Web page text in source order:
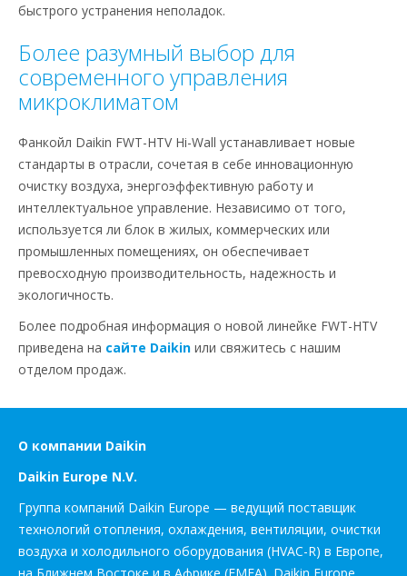
быстрого устранения неполадок.
Более разумный выбор для
современного управления
микроклиматом
Фанкойл Daikin FWT-HTV Hi-Wall устанавливает новые
стандарты в отрасли, сочетая в себе инновационную
очистку воздуха, энергоэффективную работу и
интеллектуальное управление. Независимо от того,
используется ли блок в жилых, коммерческих или
промышленных помещениях, он обеспечивает
превосходную производительность, надежность и
экологичность.
Более подробная информация о новой линейке FWT-HTV
приведена на сайте Daikin или свяжитесь с нашим
отделом продаж.
О компании Daikin
Daikin Europe N.V.
Группа компаний Daikin Europe — ведущий поставщик
технологий отопления, охлаждения, вентиляции, очистки
воздуха и холодильного оборудования (HVAC-R) в Европе,